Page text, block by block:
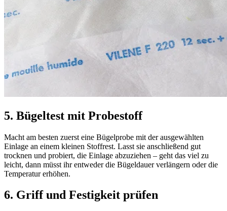
5. Bügeltest mit Probestoff
Macht am besten zuerst eine Bügelprobe mit der ausgewählten
Einlage an einem kleinen Stoffrest. Lasst sie anschließend gut
trocknen und probiert, die Einlage abzuziehen – geht das viel zu
leicht, dann müsst ihr entweder die Bügeldauer verlängern oder die
Temperatur erhöhen.
6. Griff und Festigkeit prüfen